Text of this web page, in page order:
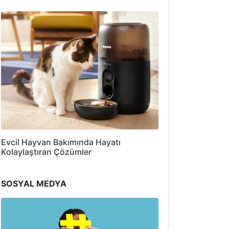
Evcil Hayvan Bakımında Hayatı
Kolaylaştıran Çözümler
SOSYAL MEDYA